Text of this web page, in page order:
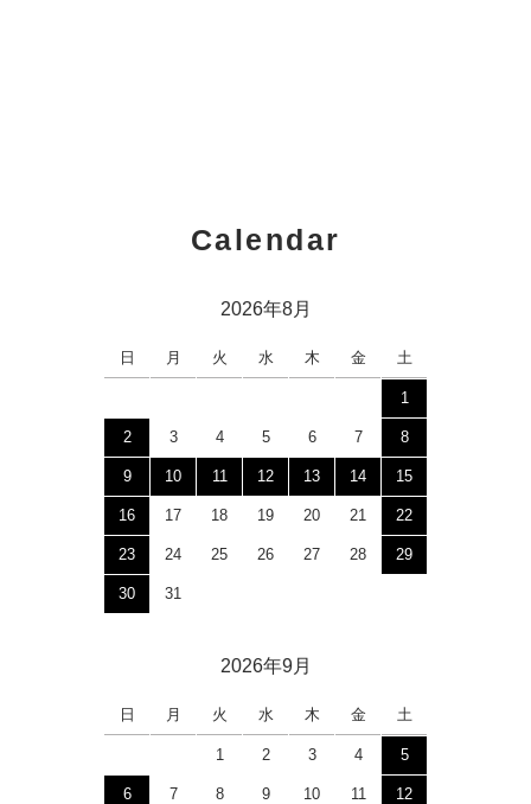
Calendar
2026年8月
日 月 火 水 木 金 土
1
2 3 4 5 6 7 8
9 10 11 12 13 14 15
16 17 18 19 20 21 22
23 24 25 26 27 28 29
30 31
2026年9月
日 月 火 水 木 金 土
1 2 3 4 5
6 7 8 9 10 11 12